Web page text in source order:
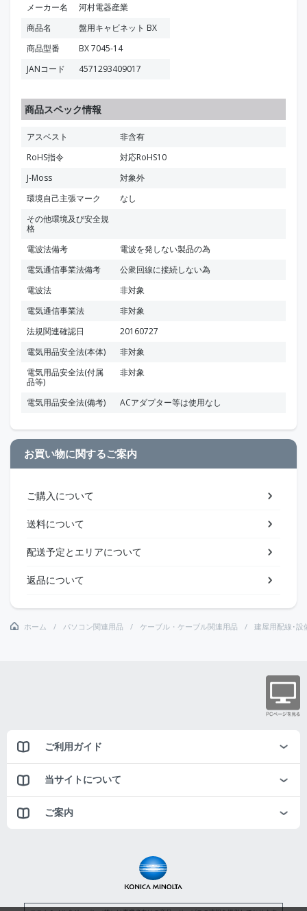
メーカー名
河村電器産業
商品名
盤用キャビネット BX
商品型番
BX 7045-14
JANコード
4571293409017
商品スペック情報
アスベスト
非含有
RoHS指令
対応RoHS10
J-Moss
対象外
環境自己主張マーク
なし
その他環境及び安全規
格
電波法備考
電波を発しない製品の為
電気通信事業法備考
公衆回線に接続しない為
電波法
非対象
電気通信事業法
非対象
法規関連確認日
20160727
電気用品安全法(本体)
非対象
電気用品安全法(付属
品等)
非対象
電気用品安全法(備考) ACアダプター等は使用なし
お買い物に関するご案内
ご購入について
送料について
配送予定とエリアについて
返品について
ホーム パソコン関連用品 ケーブル・ケーブル関連用品 建屋用配線･設
ご利用ガイド
当サイトについて
ご案内